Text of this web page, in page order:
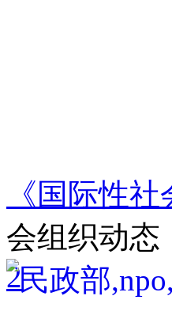
《国际性
会组织动态
2